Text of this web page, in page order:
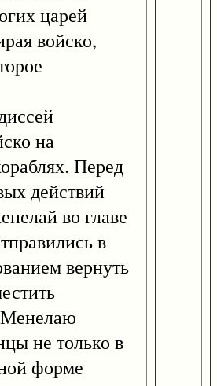
царей
войско,
на
Перед
действий
во главе
в
вернуть
не только в
форме